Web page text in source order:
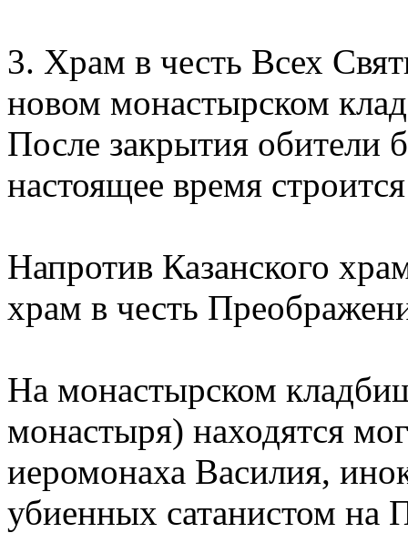
3. Храм в честь Всех
новом монастырском
После закрытия обители
настоящее время
Напротив Казанского
храм в честь
На монастырском
монастыря) находятся
иеромонаха Василия,
убиенных сатанистом на